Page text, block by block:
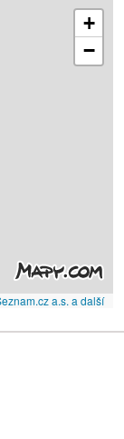
+
−
a.s. a další